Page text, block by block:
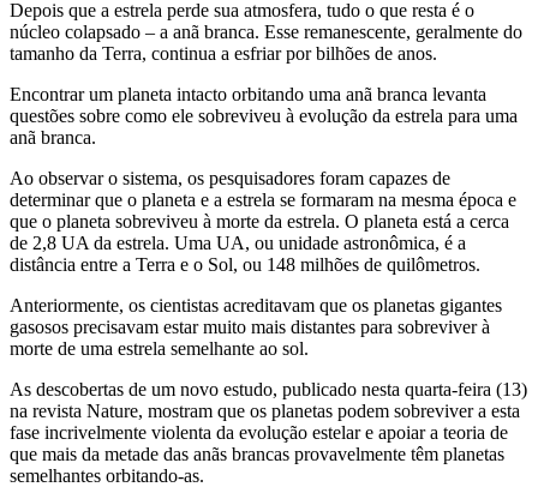
Depois que a estrela perde sua atmosfera, tudo o que resta é o
núcleo colapsado – a anã branca. Esse remanescente, geralmente do
tamanho da Terra, continua a esfriar por bilhões de anos.
Encontrar um planeta intacto orbitando uma anã branca levanta
questões sobre como ele sobreviveu à evolução da estrela para uma
anã branca.
Ao observar o sistema, os pesquisadores foram capazes de
determinar que o planeta e a estrela se formaram na mesma época e
que o planeta sobreviveu à morte da estrela. O planeta está a cerca
de 2,8 UA da estrela. Uma UA, ou unidade astronômica, é a
distância entre a Terra e o Sol, ou 148 milhões de quilômetros.
Anteriormente, os cientistas acreditavam que os planetas gigantes
gasosos precisavam estar muito mais distantes para sobreviver à
morte de uma estrela semelhante ao sol.
As descobertas de um novo estudo, publicado nesta quarta-feira (13)
na revista Nature, mostram que os planetas podem sobreviver a esta
fase incrivelmente violenta da evolução estelar e apoiar a teoria de
que mais da metade das anãs brancas provavelmente têm planetas
semelhantes orbitando-as.